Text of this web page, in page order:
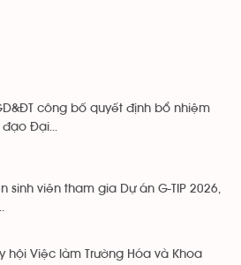
công bố quyết định bổ nhiệm
đạo Đại...
sinh viên tham gia Dự án G-TIP 2026,
hội Việc làm Trường Hóa và Khoa